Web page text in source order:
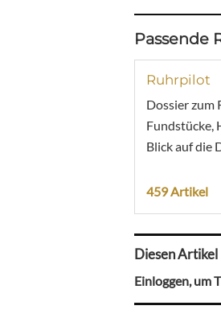
Passende
Ruhrpilot
Dossier zum
Fundstücke,
Blick auf die
459 Artikel
Diesen
Einloggen, um